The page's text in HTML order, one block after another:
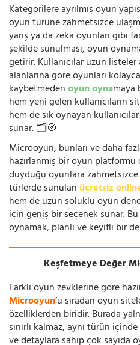
Kategorilere ayrılmış oyun
oyun türüne zahmetsizce
yarış ya da zeka oyunları gibi
şekilde sunulması, oyun
getirir. Kullanıcılar uzun
alanlarına göre oyunları
kaybetmedenoyun oynamaya
hem yeni gelen kullanıcıların
hem de sık oynayan
sunar. 🗂️🧭
Microoyun, bunları ve daha
hazırlanmış bir oyun
duyduğu oyunlara zahmetsizce
türlerde sunulan ücretsiz
hem de uzun soluklu oyun
için geniş bir seçenek sunar.
oynamak, planlı ve keyifli bir
Keşfetmeye Değer
Farklı oyun zevklerine göre
Microoyun’u sıradan oyun
özelliklerden biridir. Burada
sınırlı kalmaz, aynı türün
ve detaylara sahip çok sayıda